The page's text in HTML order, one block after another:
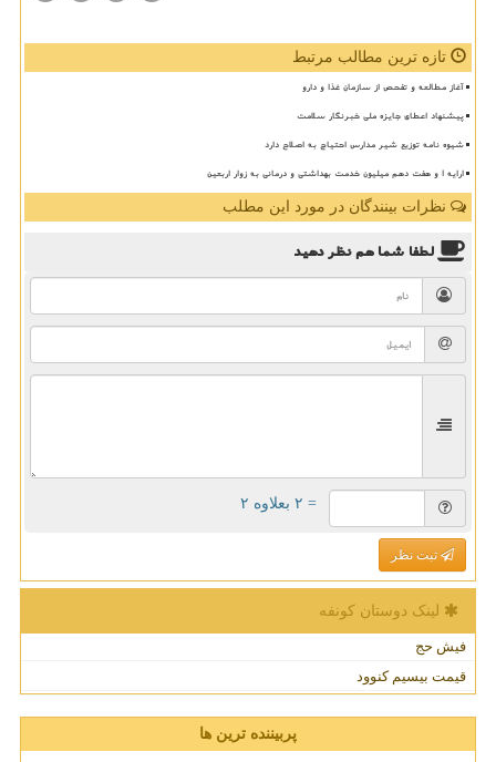
تازه ترین مطالب مرتبط
آغاز مطالعه و تفحص از سازمان غذا و دارو
پیشنهاد اعطای جایزه ملی خبرنگار سلامت
شیوه نامه توزیع شیر مدارس احتیاج به اصلاح دارد
ارایه ۱ و هفت دهم میلیون خدمت بهداشتی و درمانی به زوار اربعین
نظرات بینندگان در مورد این مطلب
لطفا شما همنظر دهید
= ۲ بعلاوه ۲
ثبت نظر
لینک دوستان كونفه
فیش حج
قیمت بیسیم کنوود
پربیننده ترین ها